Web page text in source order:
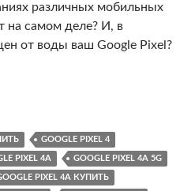
различных мобильных
на самом деле? И, в
от воды ваш Google Pixel?
Google Pixel? Что
GOOGLE PIXEL 4
PIXEL 4A GOOGLE PIXEL 4A 5G
PIXEL 4A КУПИТЬ